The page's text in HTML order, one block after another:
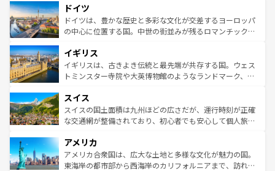
せる。地方によって風土や気候が異なるスペインはその個
性で訪れる人を魅了する。 なお、新着のスペイン情報は コ
ンテンツ一覧を参照してほしい。
で、幅広い魅力が詰まっている。華麗な宮殿、歴史的な大
聖堂、美しいビーチ、そして豊かな自然が、訪れる者を心
から魅了する。また、フランスは美食の国としても知ら
いる。シャンパンの発祥地であるランス、プロヴァンスの
香り高いラベンダー畑など、多彩な楽しみ方が可能だ。さ
らに、パリ以外の地域にも魅力が溢れており、どの街角に
れる地方に足を運ぶとそれぞれで全く異なる文化を体験で
きるだろう。 なお、新着のフランス情報はコンテンツ一覧
を参照してほしい。
ドイツ
ドイツは、豊かな歴史と多彩な文化が交差するヨーロッパ
の中心に位置する国。中世の街並みが残るロマンチック街
顔を持つこの国は、どこを歩いても飽きることがない。ベ
ルリンの文化的活気、バイエルン州のアルプスの絶景、そ
してライン川沿いのワイン畑といった風景は必見。ビール
は、お酒好きな人にはぜひ体験してほしい。 なお、新着の
ドイツ情報はコンテンツ一覧を参照してほしい。
イギリス
イギリスは、古きよき伝統と最先端が共存する国。ウェス
トミンスター寺院や大英博物館のようなランドマーク、歴
リアごとに異なる魅力がある。また、優雅なアフタヌーン
ティー、ビール好きにはたまらない英国パブ、サッカー観
戦など、本場だからこそできる体験も豊富。イギリスを旅
ンツ一覧を参照してほしい。
スイス
スイスの国土面積は九州ほどの広さだが、運行時刻が正確
な交通網が整備されており、初心者でも安心して個人旅行
の建物がそのまま残る町や、スイスならではのユニークな
博物館もあり、アルプス観光だけでなく町歩きも満喫する
ことができる。国民の所得が高いため物価も高いが、旅行
アメリカ
アメリカ合衆国は、広大な土地と多様な文化が魅力の国。
東海岸の都市部から西海岸のカリフォルニアまで、訪れる